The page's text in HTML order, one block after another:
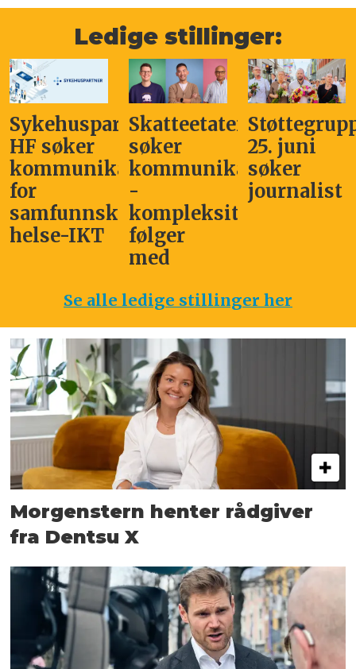
Ledige stillinger:
Sykehuspartner
HF søker
kommunikasjonssjef
for
samfunnskritisk
helse-IKT
Skatteetaten
søker
kommunikasjonsleder
-
kompleksitet
følger
med
25. juni
søker
journalist
Se alle ledige stillinger her
Morgenstern henter rådgiver
fra Dentsu X